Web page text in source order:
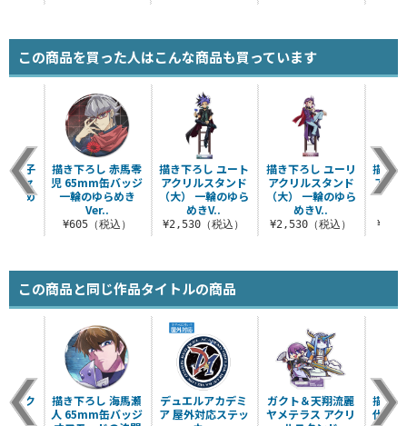
この商品を買った人はこんな商品も買っています
描き下ろし ユート
アクリルスタンド
（大） 一輪のゆら
めきV..
¥2,530（税込）
描き下ろし ユーリ
アクリルスタンド
（大） 一輪のゆら
めきV..
¥2,530（税込）
描き
アク
（大
柚子
ーセ
らめ
描き下ろし 赤馬零
児 65mm缶バッジ
一輪のゆらめき
Ver..
¥605（税込）
この商品と同じ作品タイトルの商品
デュエルアカデミ
ア 屋外対応ステッ
ガクト＆天翔流麗
ヤメテラス アクリ
描き
代 屋
スク
込）
描き下ろし 海馬瀬
人 65mm缶バッジ